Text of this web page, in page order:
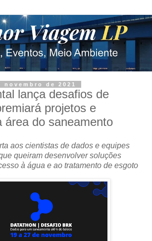
de 2021
lança desafios de
projetos e
área do saneamento
aos cientistas de dados e equipes
queiram desenvolver soluções
à água e ao tratamento de esgoto